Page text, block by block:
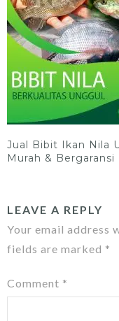
Jual Bibit Ikan Nila
Murah & Bergaransi
LEAVE A REPLY
Your email address
fields are marked *
Comment *